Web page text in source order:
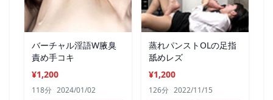
バーチャル淫語W腋臭
責め手コキ
¥1,200
118分 2024/01/02
蒸れパンストOLの足指
舐めレズ
¥1,200
126分 2022/11/15